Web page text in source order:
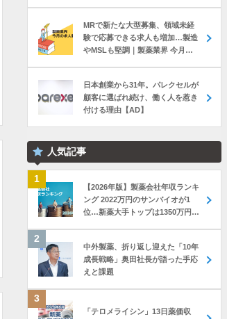
MRで新たな大型募集、領域未経
験で応募できる求人も増加…製造
やMSLも堅調｜製薬業界 今月の
日本創業から31年。パレクセルが
顧客に選ばれ続け、働く人を惹き
付ける理由【AD】
人気記事
【2026年版】製薬会社年収ランキ
ング 2022万円のサンバイオが1
位…新薬大手トップは1350万円の
中外製薬、折り返し迎えた「10年
成長戦略」奥田社長が語った手応
えと課題
「テロメライシン」13日薬価収